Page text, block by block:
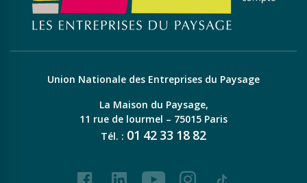
Union Nationale des Entreprises du Paysage
La Maison du Paysage,
11 rue de lourmel – 75015 Paris
Tél. : 01 42 33 18 82
FacebookLinkedInYoutubeInstagram
Tiktok